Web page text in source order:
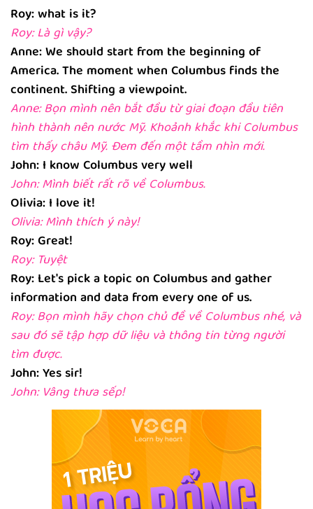
Roy: what is it?
Roy: Là gì vậy?
Anne: We should start from the beginning of
America. The moment when Columbus finds the
continent. Shifting a viewpoint.
Anne: Bọn mình nên bắt đầu từ giai đoạn đầu tiên
hình thành nên nước Mỹ. Khoảnh khắc khi Columbus
tìm thấy châu Mỹ. Đem đến một tầm nhìn mới.
John: I know Columbus very well
John: Mình biết rất rõ về Columbus.
Olivia: I love it!
Olivia: Mình thích ý này!
Roy: Great!
Roy: Tuyệt
Roy: Let's pick a topic on Columbus and gather
information and data from every one of us.
Roy: Bọn mình hãy chọn chủ đề về Columbus nhé, và
sau đó sẽ tập hợp dữ liệu và thông tin từng người
tìm được.
John: Yes sir!
John: Vâng thưa sếp!